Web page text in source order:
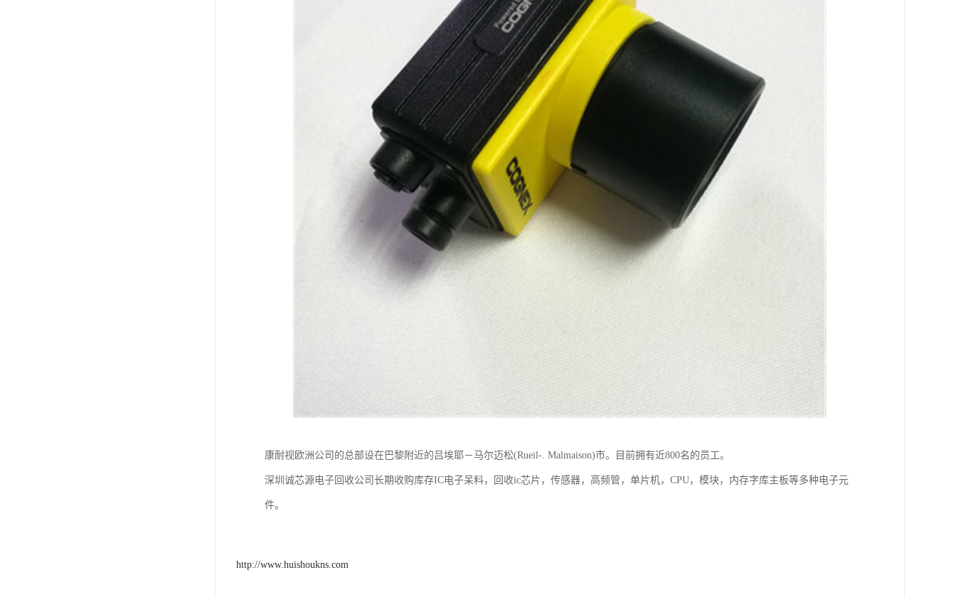
康耐视欧洲公司的总部设在巴黎附近的吕埃耶－马尔迈松(Rueil-. Malmaison)市。目前拥有近800名的员工。
深圳诚芯源电子回收公司长期收购库存IC电子呆料，回收ic芯片，传感器，高频管，单片机，CPU，模块，内存字库主板等多种电子元
件。
http://www.huishoukns.com